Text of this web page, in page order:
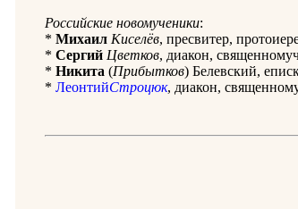
Российские новомученики:
* Михаил Киселёв, пресвитер,
* Сергий Цветков, диакон,
* Никита (Прибытков) Белевский,
* ЛеонтийСтроцюк, диакон,